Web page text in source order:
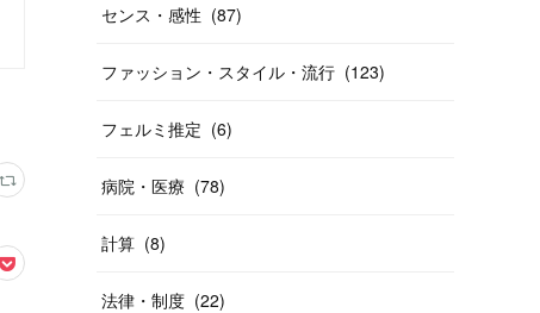
センス・感性 (87)
ファッション・スタイル・流行 (123)
フェルミ推定 (6)
病院・医療 (78)
計算 (8)
法律・制度 (22)